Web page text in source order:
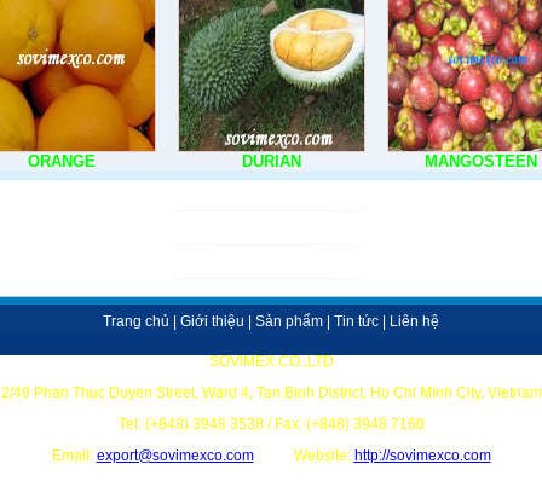
ORANGE DURIAN MANGOSTEEN
Trang chủ Giới thiệu Sản phẩm Tin tức Liên hệ
SOVIMEX CO.,LTD
2/49 Phan Thuc Duyen Street, Ward 4, Tan Binh District, Ho Chi Minh City, Vietnam
Tel: (+848) 3948 3538 / Fax: (+848) 3948 7160
Email: export@sovimexco.com Website: http://sovimexco.com